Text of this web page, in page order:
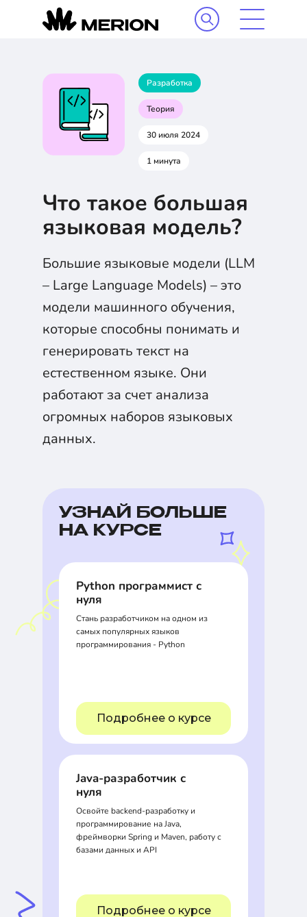
Разработка
Теория
30 июля 2024
1 минута
Что такое большая
языковая модель?
Большие языковые модели (LLM
– Large Language Models) – это
модели машинного обучения,
которые способны понимать и
генерировать текст на
естественном языке. Они
работают за счет анализа
огромных наборов языковых
данных.
УЗНАЙ БОЛЬШЕ
НА КУРСЕ
Python программист с
нуля
Стань разработчиком на одном из
самых популярных языков
программирования - Python
Подробнее о курсе
Java-разработчик с
нуля
Освойте backend-разработку и
программирование на Java,
фреймворки Spring и Maven, работу с
базами данных и API
Подробнее о курсе